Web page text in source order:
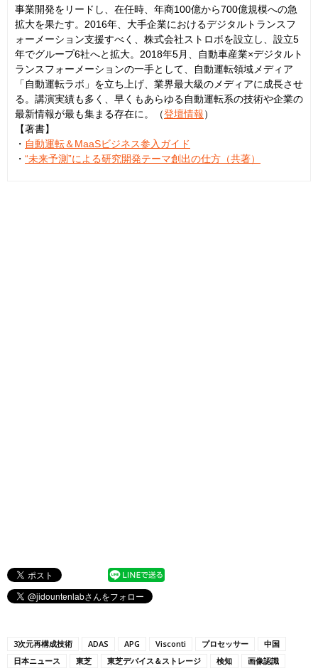
事業開発をリードし、在任時、年商100億から700億規模への急
拡大を果たす。2016年、大手企業におけるデジタルトランスフ
ォーメーション支援すべく、株式会社ストロボを設立し、設立5
年でグループ6社へと拡大。2018年5月、自動車産業×デジタルト
ランスフォーメーションの一手として、自動運転領域メディア
「自動運転ラボ」を立ち上げ、業界最大級のメディアに成長させ
る。講演実績も多く、早くもあらゆる自動運転系の技術や企業の
最新情報が最も集まる存在に。（登壇情報）
【著書】
・ 自動運転＆MaaSビジネス参入ガイド
・ “未来予測”による研究開発テーマ創出の仕方（共著）
3次元再構成技術 ADAS APG Visconti プロセッサー
中国
日本ニュース
東芝 東芝デバイス＆ストレージ 検知
画像認識